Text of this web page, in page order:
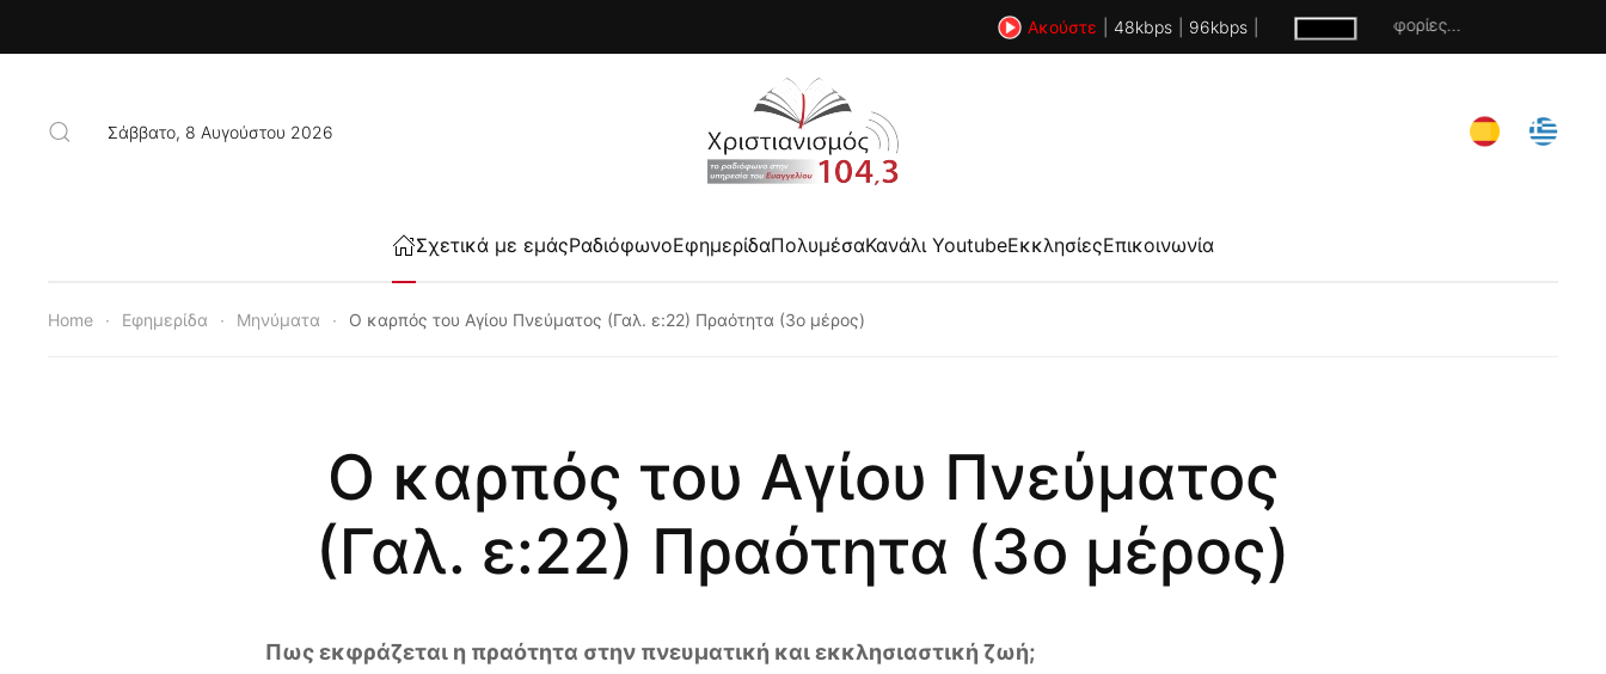
Ακούστε 48kbps 96kbpsΧωρίς πληροφορίες...
Σάββατο, 8 Αυγούστου 2026
Σχετικά με εμάςΡαδιόφωνοΕφημερίδαΠολυμέσαΚανάλι YoutubeΕκκλησίεςΕπικοινωνία
Home Εφημερίδα Μηνύματα Ο καρπός του Αγίου Πνεύματος (Γαλ. ε:22) Πραότητα (3ο μέρος)
Ο καρπός του Αγίου Πνεύματος
(Γαλ. ε:22) Πραότητα (3ο μέρος)
Πως εκφράζεται η πραότητα στην πνευματική και εκκλησιαστική ζωή;